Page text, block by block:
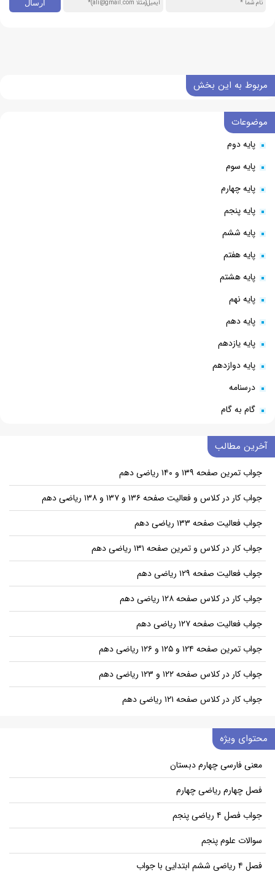
مربوط به این بخش
موضوعات
پایه دوم
پایه سوم
پایه چهارم
پایه پنجم
پایه ششم
پایه هفتم
پایه هشتم
پایه نهم
پایه دهم
پایه یازدهم
پایه دوازدهم
درسنامه
گام به گام
آخرین مطالب
جواب تمرین صفحه ۱۳۹ و ۱۴۰ ریاضی دهم
جواب کار در کلاس و فعالیت صفحه ۱۳۶ و ۱۳۷ و ۱۳۸ ریاضی دهم
جواب فعالیت صفحه ۱۳۳ ریاضی دهم
جواب کار در کلاس و تمرین صفحه ۱۳۱ ریاضی دهم
جواب فعالیت صفحه ۱۲۹ ریاضی دهم
جواب کار در کلاس صفحه ۱۲۸ ریاضی دهم
جواب فعالیت صفحه ۱۲۷ ریاضی دهم
جواب تمرین صفحه ۱۲۴ و ۱۲۵ و ۱۲۶ ریاضی دهم
جواب کار در کلاس صفحه ۱۲۲ و ۱۲۳ ریاضی دهم
جواب کار در کلاس صفحه ۱۲۱ ریاضی دهم
محتوای ویژه
معنی فارسی چهارم دبستان
فصل چهارم ریاضی چهارم
جواب فصل ۴ ریاضی پنجم
سوالات علوم پنجم
فصل ۴ ریاضی ششم ابتدایی با جواب